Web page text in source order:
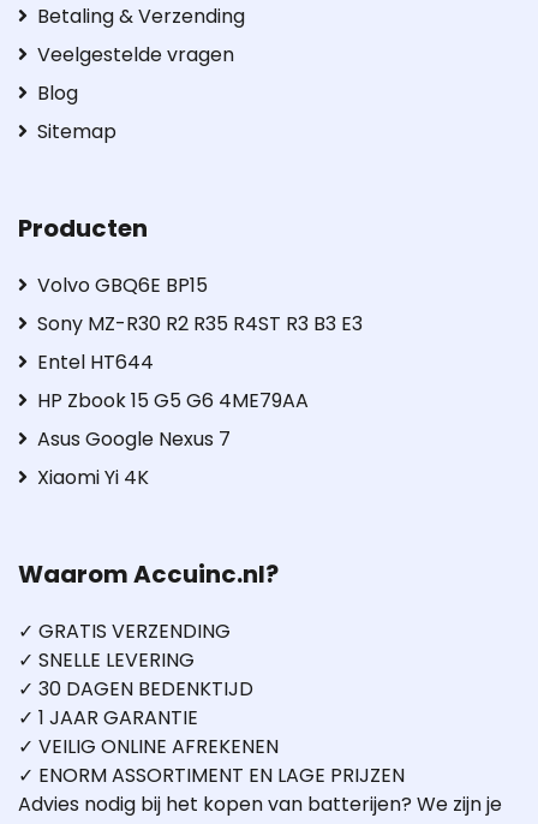
Betaling & Verzending
Veelgestelde vragen
Blog
Sitemap
Producten
Volvo GBQ6E BP15
Sony MZ-R30 R2 R35 R4ST R3 B3 E3
Entel HT644
HP Zbook 15 G5 G6 4ME79AA
Asus Google Nexus 7
Xiaomi Yi 4K
Waarom Accuinc.nl?
✓ GRATIS VERZENDING
✓ SNELLE LEVERING
✓ 30 DAGEN BEDENKTIJD
✓ 1 JAAR GARANTIE
✓ VEILIG ONLINE AFREKENEN
✓ ENORM ASSORTIMENT EN LAGE PRIJZEN
Advies nodig bij het kopen van batterijen? We zijn je